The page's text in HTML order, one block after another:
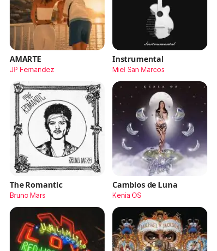
AMARTE
JP Fernandez
Instrumental
Miel San Marcos
The Romantic
Bruno Mars
Cambios de Luna
Kenia OS